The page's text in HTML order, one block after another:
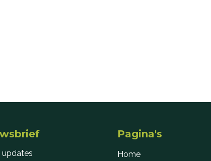
updates
Pagina's
Home